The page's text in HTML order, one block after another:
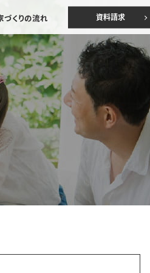
づくりの流れ 資料請求